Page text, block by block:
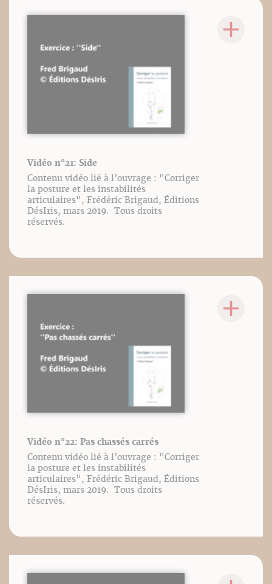
Vidéo n°21: Side
Contenu vidéo lié à l’ouvrage : "Corriger
la posture et les instabilités
articulaires", Frédéric Brigaud, Éditions
DésIris, mars 2019. Tous droits
réservés.
Vidéo n°22: Pas chassés carrés
Contenu vidéo lié à l’ouvrage : "Corriger
la posture et les instabilités
articulaires", Frédéric Brigaud, Éditions
DésIris, mars 2019. Tous droits
réservés.